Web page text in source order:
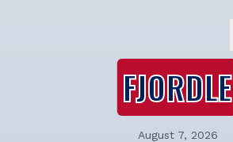
FJORDLE
August 7, 2026